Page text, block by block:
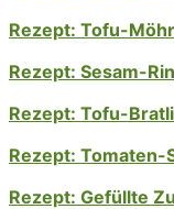
Rezept: Tofu-
Rezept: Sesam-
Rezept: Tofu-
Rezept: Tomaten-
Rezept: Gefüllte